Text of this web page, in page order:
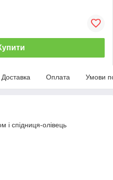
Доставка Оплата Умови
і спідниця-олівець